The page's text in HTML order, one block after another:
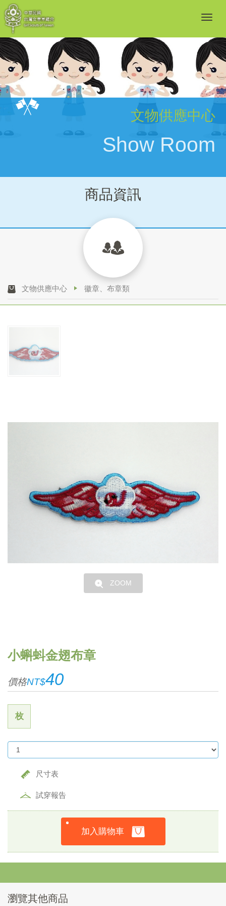
文物供應中心
Show Room
商品資訊
文物供應中心 徽章、布章類
ZOOM
小蝌蚪金翅布章
價格NT$40
枚
尺寸表
試穿報告
加入購物車
瀏覽其他商品